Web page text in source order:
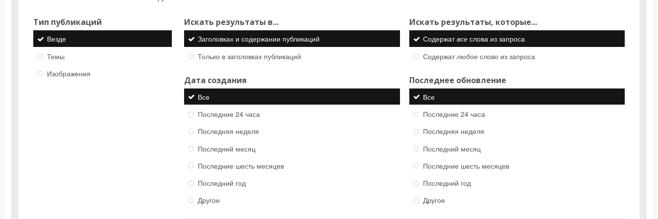
Тип публикаций
Везде
Темы
Изображения
Искать результаты в...
Заголовках и содержании публикаций
Только в заголовках публикаций
Искать результаты, которые...
Содержатвсеслова из запроса
Содержатлюбоеслово из запроса
Дата создания
Все
Последние 24 часа
Последняя неделя
Последний месяц
Последние шесть месяцев
Последний год
Другое
Последнее обновление
Все
Последние 24 часа
Последняя неделя
Последний месяц
Последние шесть месяцев
Последний год
Другое